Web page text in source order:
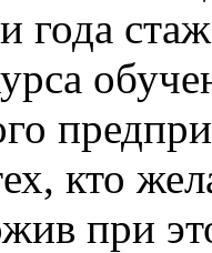
года
кто
при